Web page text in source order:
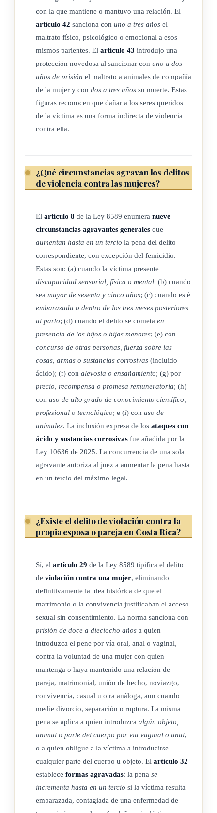
Violencia Vicaria, N° 10634 del 29 de enero del 2025)
ARTÍCULO 11
Cuando a una persona primaria en materia de violencia
contra las mujeres se le imponga una pena de prisión menor
de tres años, dicha pena, de conformidad con el artículo 9 de
aplique la pena de extrañamiento.
primaria en materia de violencia contra las mujeres, se les
haya impuesto una pena superior a tres años, y haya
descontado al menos la mitad de esta.
Para tal efecto, el tribunal de juicio de previo al reemplazo de
La pena alternativa no podrá superar el monto de la pena
principal impuesta.
En los casos en los que los delitos deriven de violencia
vicaria solo se podrá aplicar la pena alternativa cuando se
hayan descontado tres cuartos de la pena.
(Así reformado por el artículo 4° de la Ley contra la
Violencia Vicaria, N° 10634 del 29 de enero del 2025)
ARTÍCULO 12
limitación de la libertad ambulatoria y se cumplirá en un
centro penitenciario o en un centro de rehabilitación por
duración mínima de veinticuatro horas y máxima de cuarenta
y ocho horas por semana.
ARTÍCULO 13
Pena de prestación de servicios de utilidad pública
La pena de prestación de servicios de utilidad pública
consistirá en que la persona condenada preste servicio en los
lugares y horarios que el juez determine, en favor de
establecimientos de bien público o de utilidad comunitaria, o
terceras personas. Los períodos para el cumplimiento de esta
pena serán de ocho a dieciséis horas semanales.
con la que mantiene o mantuvo una relación. El
artículo 42 sanciona con uno a tres años el
maltrato físico, psicológico o emocional a esos
mismos parientes. El artículo 43 introdujo una
protección novedosa al sancionar con uno a dos
años de prisión el maltrato a animales de compañía
de la mujer y con dos a tres años su muerte. Estas
figuras reconocen que dañar a los seres queridos
de la víctima es una forma indirecta de violencia
contra ella.
¿Qué circunstancias agravan los delitos
de violencia contra las mujeres?
El artículo 8 de la Ley 8589 enumera nueve
circunstancias agravantes generales que
aumentan hasta en un tercio la pena del delito
correspondiente, con excepción del femicidio.
Estas son: (a) cuando la víctima presente
discapacidad sensorial, física o mental; (b) cuando
sea mayor de sesenta y cinco años; (c) cuando esté
embarazada o dentro de los tres meses posteriores
al parto; (d) cuando el delito se cometa en
presencia de los hijos o hijas menores; (e) con
concurso de otras personas, fuerza sobre las
cosas, armas o sustancias corrosivas (incluido
ácido); (f) con alevosía o ensañamiento; (g) por
precio, recompensa o promesa remuneratoria; (h)
con uso de alto grado de conocimiento científico,
profesional o tecnológico; e (i) con uso de
animales. La inclusión expresa de los ataques con
ácido y sustancias corrosivas fue añadida por la
Ley 10636 de 2025. La concurrencia de una sola
agravante autoriza al juez a aumentar la pena hasta
en un tercio del máximo legal.
¿Existe el delito de violación contra la
propia esposa o pareja en Costa Rica?
Sí, el artículo 29 de la Ley 8589 tipifica el delito
de violación contra una mujer, eliminando
definitivamente la idea histórica de que el
matrimonio o la convivencia justificaban el acceso
sexual sin consentimiento. La norma sanciona con
prisión de doce a dieciocho años a quien
introduzca el pene por vía oral, anal o vaginal,
contra la voluntad de una mujer con quien
mantenga o haya mantenido una relación de
pareja, matrimonial, unión de hecho, noviazgo,
convivencia, casual u otra análoga, aun cuando
medie divorcio, separación o ruptura. La misma
pena se aplica a quien introduzca algún objeto,
animal o parte del cuerpo por vía vaginal o anal,
o a quien obligue a la víctima a introducirse
cualquier parte del cuerpo u objeto. El artículo 32
establece formas agravadas: la pena se
incrementa hasta en un tercio si la víctima resulta
embarazada, contagiada de una enfermedad de